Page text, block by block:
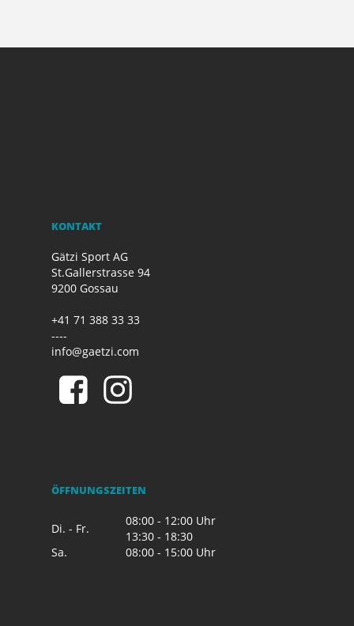
KONTAKT
Gätzi Sport AG
St.Gallerstrasse 94
9200 Gossau
+41 71 388 33 33
----
info@gaetzi.com
ÖFFNUNGSZEITEN
Di. - Fr.
08:00 - 12:00 Uhr
13:30 - 18:30
Sa.
08:00 - 15:00 Uhr